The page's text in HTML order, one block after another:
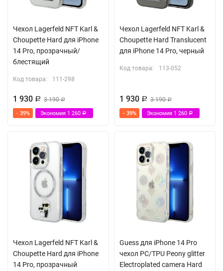
Чехол Lagerfeld NFT Karl &
Choupette Hard для iPhone
14 Pro, прозрачный/
блестящий
Код товара: 111-298
1 930 Р 3 190Р
- 39% Экономия 1 260 Р
Чехол Lagerfeld NFT Karl &
Choupette Hard Translucent
для iPhone 14 Pro, черный
Код товара: 113-052
1 930 Р 3 190Р
- 39% Экономия 1 260 Р
Чехол Lagerfeld NFT Karl &
Choupette Hard для iPhone
14 Pro, прозрачный
Guess для iPhone 14 Pro
чехол PC/TPU Peony glitter
Electroplated camera Hard